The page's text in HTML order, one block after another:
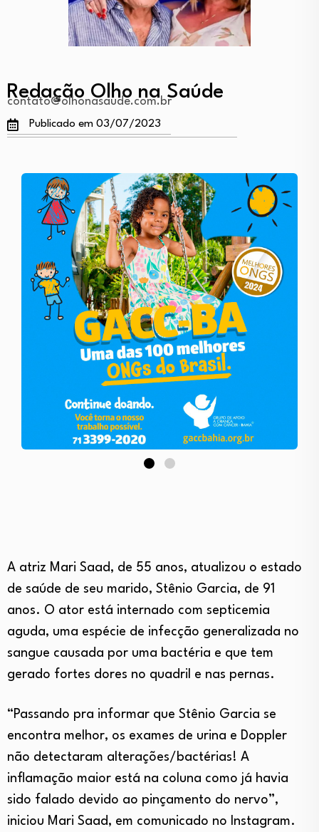
Redação Olho na Saúde
contato@olhonasaude.com.br
Publicado em 03/07/2023
A atriz Mari Saad, de 55 anos, atualizou o estado
de saúde de seu marido, Stênio Garcia, de 91
anos. O ator está internado com septicemia
aguda, uma espécie de infecção generalizada no
sangue causada por uma bactéria e que tem
gerado fortes dores no quadril e nas pernas.
“Passando pra informar que Stênio Garcia se
encontra melhor, os exames de urina e Doppler
não detectaram alterações/bactérias! A
inflamação maior está na coluna como já havia
sido falado devido ao pinçamento do nervo”,
iniciou Mari Saad, em comunicado no Instagram.